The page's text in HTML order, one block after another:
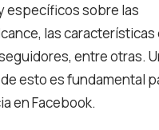
específicos sobre las
las características
entre otras.
esto es fundamental
en Facebook.